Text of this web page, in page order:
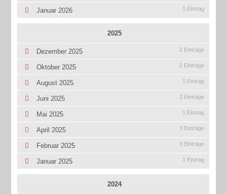
Januar 2026 1 Eintrag
2025
Dezember 2025 2 Einträge
Oktober 2025 2 Einträge
August 2025 1 Eintrag
Juni 2025 3 Einträge
Mai 2025 1 Eintrag
April 2025 3 Einträge
Februar 2025 3 Einträge
Januar 2025 1 Eintrag
2024